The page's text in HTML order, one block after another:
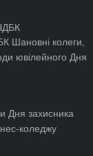
Шановні колеги,
ювілейного Дня
Дня захисника
коледжу